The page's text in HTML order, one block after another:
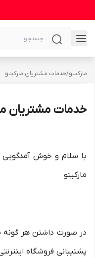
مارکیتو/خدمات مشتریان مارکیتو
خدمات مشتریان
با سلام و خوش آمدگویی
مارکیتو
در صورت داشتن هر گونه
پشتیبانی فروشگاه